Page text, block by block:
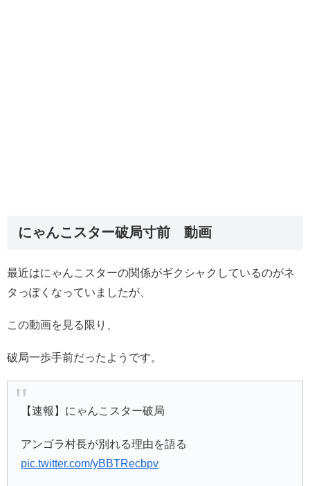
にゃんこスター破局寸前 動画
最近はにゃんこスターの関係がギクシャクしているのがネ
タっぽくなっていましたが、
この動画を見る限り、
破局一歩手前だったようです。
【速報】にゃんこスター破局
アンゴラ村長が別れる理由を語る
pic.twitter.com/yBBTRecbpv